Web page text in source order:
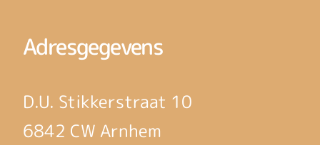
Adresgegevens
D.U. Stikkerstraat 10
6842 CW Arnhem